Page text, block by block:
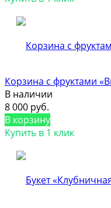
Корзина с фруктами
В наличии
8 000 руб.
В корзину
Купить в 1 клик